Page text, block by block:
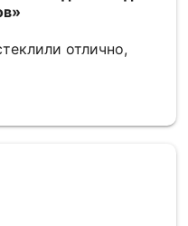
отлично,
этом всегда были
наши вопросы.
что так быстро,
нашим друзьям и
процветания